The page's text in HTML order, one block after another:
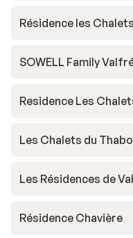
Résidence les
SOWELL Family
Residence Les
Les Chalets du
Les Résidences de
Résidence Chavière